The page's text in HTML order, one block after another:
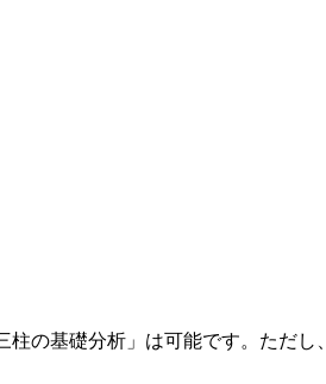
の基礎分析」は可能です。ただし